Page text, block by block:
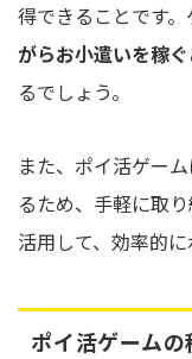
得できることです。
がらお小遣いを稼
るでしょう。
また、ポイ活ゲー
るため、手軽に取
活用して、効率的
ポイ活ゲームの